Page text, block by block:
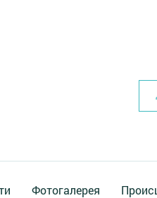
Фотогалерея